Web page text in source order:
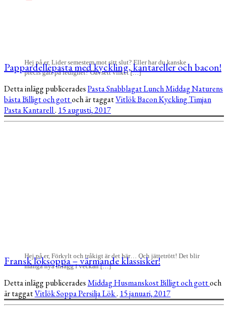
Hej på er, Lider semestern mot sitt slut? Eller har du kanske
precis gått på ledighet? Oavsett vilket […]
Pappardellepasta med kyckling, kantareller och bacon!
Detta inlägg publiceradesPastaSnabblagatLunchMiddagNaturens
bästaBilligt och gottoch är taggatVitlökBaconKycklingTimjan
PastaKantarell. 15 augusti, 2017
Hej på er, Förkylt och tråkigt är det här… Och jättetrött! Det blir
många nya inlägg i veckan […]
Fransk löksoppa – värmande klassisker!
Detta inlägg publiceradesMiddagHusmanskostBilligt och gottoch
är taggatVitlökSoppaPersiljaLök. 15 januari, 2017